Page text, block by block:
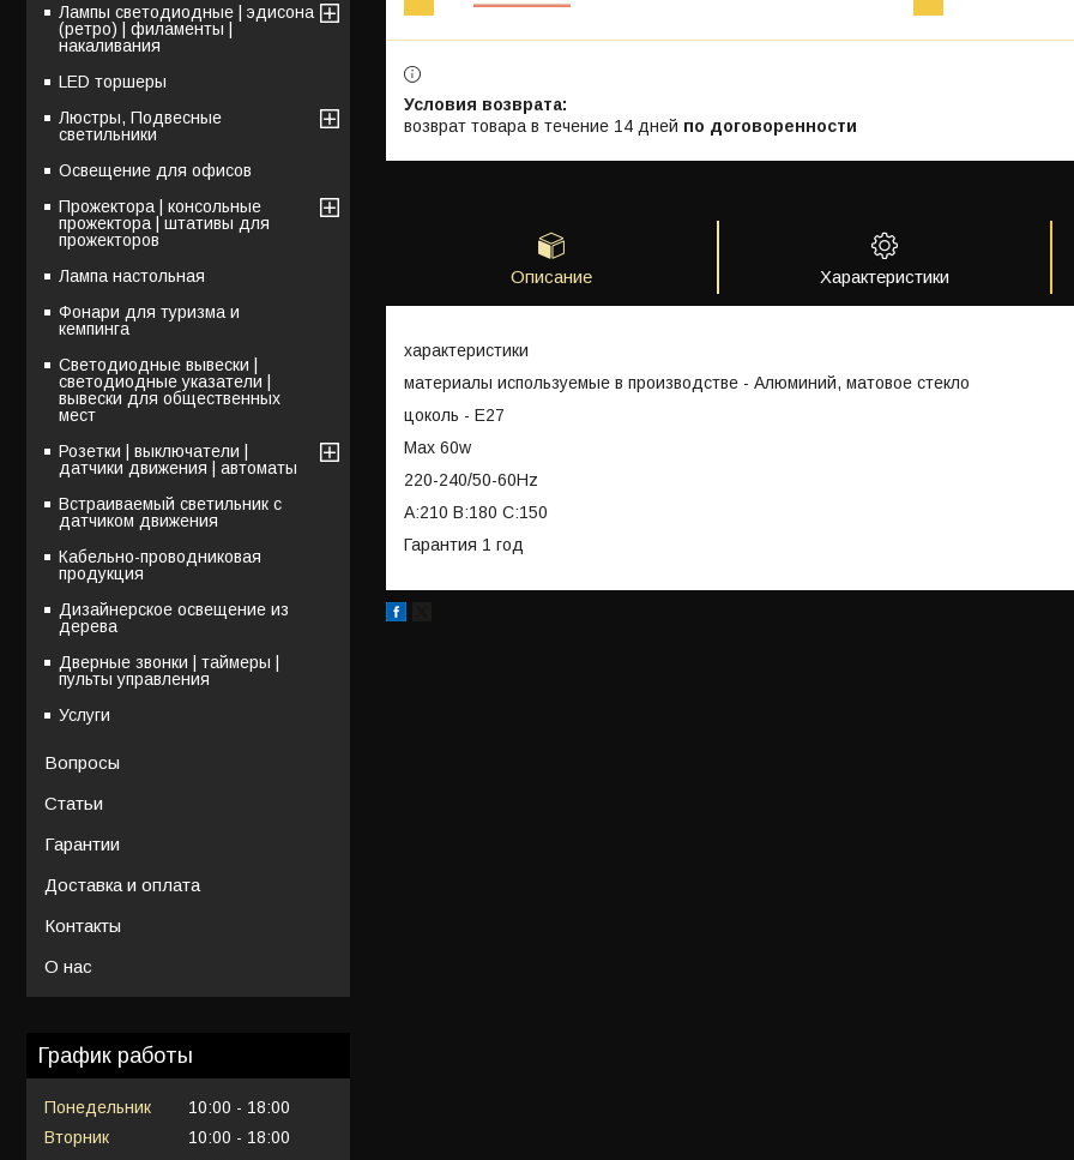
возврат товара в течение 14 дней по договоренности
Описание Характеристики
характеристики
материалы используемые в производстве - Алюминий, матовое стекло
цоколь - Е27
Max 60w
220-240/50-60Hz
A:210 B:180 C:150
Гарантия 1 год
Лампы светодиодные | эдисона
(ретро) | филаменты |
накаливания
LED торшеры
Люстры, Подвесные
светильники
Освещение для офисов
Прожектора | консольные
прожектора | штативы для
прожекторов
Лампа настольная
Фонари для туризма и
кемпинга
Светодиодные вывески |
светодиодные указатели |
вывески для общественных
мест
Розетки | выключатели |
датчики движения | автоматы
Встраиваемый светильник с
датчиком движения
Кабельно-проводниковая
продукция
Дизайнерское освещение из
дерева
Дверные звонки | таймеры |
пульты управления
Услуги
Вопросы
Статьи
Гарантии
Доставка и оплата
Контакты
О нас
График работы
Понедельник 10:00
18:00
Вторник
10:00
18:00